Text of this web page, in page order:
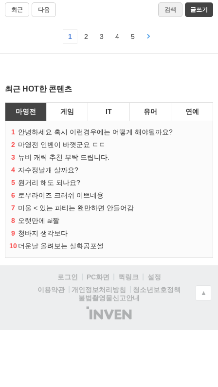
최근 다음 검색 글쓰기
1 2 3 4 5
최근 HOT한 콘텐츠
마영전 게임 IT 유머 연예
1 안녕하세요 혹시 이런경우에는 어떻게 해야될까요?
2 마영전 인벤이 바꼇군요 ㄷㄷ
3 뉴비 캐릭 추천 부탁 드립니다.
4 자수정날개 살까요?
5 원거리 해도 되나요?
6 로우라이즈 크러쉬 이쁘네용
7 미울 < 있는 파티는 왠만하면 안들어감
8 오랫만에 ai짤
9 청바지 생각보다
10더운날 올려보는 실화공포썰
로그인 PC화면 퀵링크
설정
이용약관
개인정보처리방침
청소년보호정책
불법촬영물신고안내
(주)
인
▲